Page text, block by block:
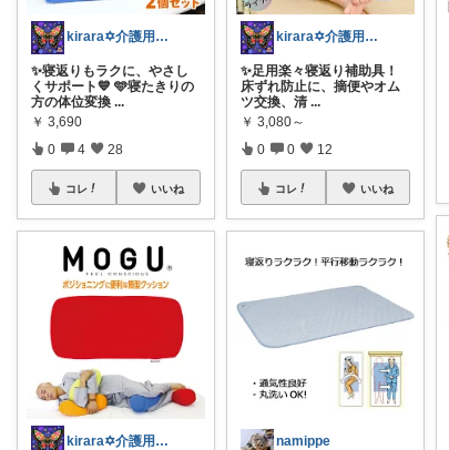
kirara✡介護用品🌈
✨寝返りもラクに、やさし
くサポート💙 🩵寝たきりの
方の体位変換 ...
￥ 3,690
0 4 28
コレ いいね
kirara✡介護用品🌈
kirara✡介護用品🌈
✨️足用楽々寝返り補助具！
床ずれ防止に、摘便やオム
ツ交換、清 ...
￥ 3,080～
0 0 12
コレ いいね
namippe